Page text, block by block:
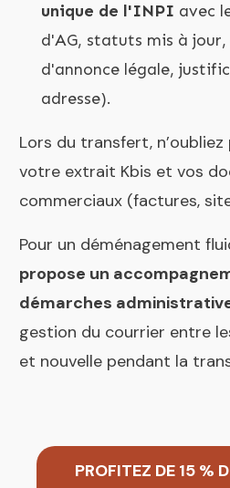
unique de l'INPI avec
d'AG, statuts mis à
d'annonce légale,
adresse).
Lors du transfert,
votre extrait Kbis et vos
commerciaux (factures,
Pour un déménagement
propose un
démarches
gestion du courrier entre
et nouvelle pendant la
PROFITEZ DE 15 %